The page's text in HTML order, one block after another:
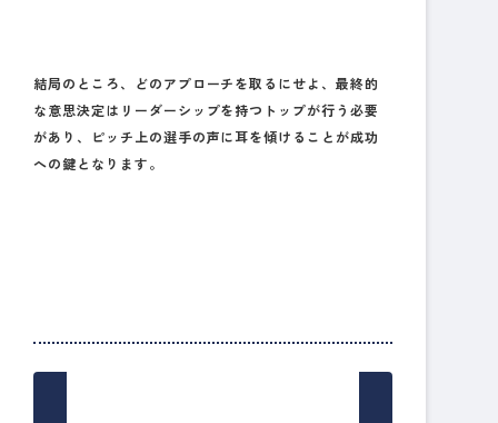
結局のところ、どのアプローチを取るにせよ、最終的
な意思決定はリーダーシップを持つトップが行う必要
があり、ピッチ上の選手の声に耳を傾けることが成功
への鍵となります。